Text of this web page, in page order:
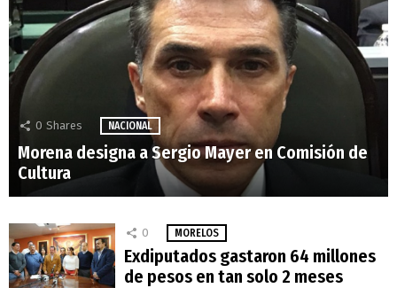
0 Shares NACIONAL
Morena designa a Sergio Mayer en Comisión de
Cultura
0 MORELOS
Exdiputados gastaron 64 millones
de pesos en tan solo 2 meses